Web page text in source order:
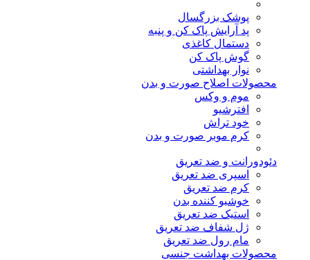
پوشک بزرگسال
پد آرایش پاک کن و پنبه
دستمال کاغذی
گوش پاک کن
نوار بهداشتی
محصولات اصلاح صورت و بدن
موم و وکس
افترشیو
خود تراش
کرم موبر صورت و بدن
دئودورانت و ضد تعریق
اسپری ضد تعریق
کرم ضد تعریق
خوشبو کننده بدن
استیک ضد تعریق
ژل شفاف ضد تعریق
مام رول ضد تعریق
محصولات بهداشت جنسی